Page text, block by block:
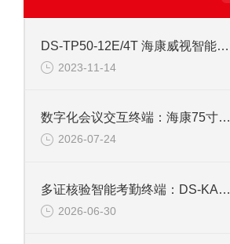
DS-TP50-12E/4T 海康威视智能交通终端服务器
2023-11-14
数字化会议交互终端：海康75寸4K触摸会议一体机
2026-07-24
多证核验智能考勤终端：DS-KAB673-IBQR人脸识别打卡考勤机
2026-06-30